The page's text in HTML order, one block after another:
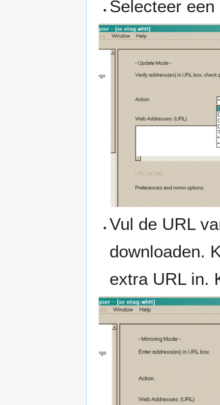
Selecteer een
Vul de URL
downloaden.
extra URL in.